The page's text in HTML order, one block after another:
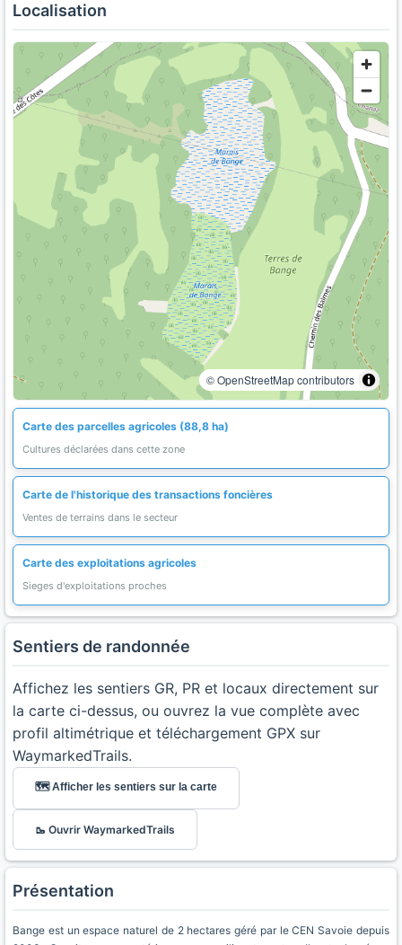
Localisation
© OpenStreetMap contributors
Carte des parcelles agricoles (88,8 ha)
Cultures déclarées dans cette zone
Carte de l'historique des transactions foncières
Ventes de terrains dans le secteur
Carte des exploitations agricoles
Sieges d'exploitations proches
Sentiers de randonnée
Affichez les sentiers GR, PR et locaux directement sur
la carte ci-dessus, ou ouvrez la vue complète avec
profil altimétrique et téléchargement GPX sur
WaymarkedTrails.
🗺️ Afficher les sentiers sur la carte
🥾 Ouvrir WaymarkedTrails
Présentation
Bange est un espace naturel de 2 hectares géré par le CEN Savoie depuis